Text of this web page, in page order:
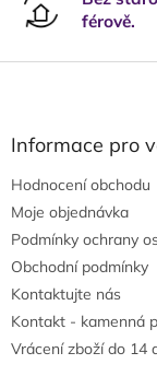
férově.
Informace pro
Hodnocení obchodu
Moje objednávka
Podmínky ochrany
Obchodní podmínky
Kontaktujte nás
Kontakt - kamenná
Vrácení zboží do 14